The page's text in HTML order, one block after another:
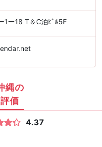
1ー18 T＆C泊ﾋﾞﾙ5F
縄の
価
4.37